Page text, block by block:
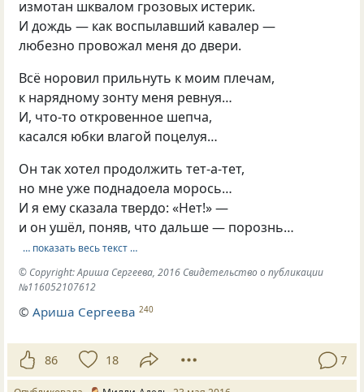
измотан шквалом грозовых истерик.
И дождь — как воспылавший кавалер —
любезно провожал меня до двери.
Всё норовил прильнуть к моим плечам,
к нарядному зонту меня ревнуя…
И, что-то откровенное шепча,
касался юбки влагой поцелуя…
Он так хотел продолжить тет-а-тет,
но мне уже поднадоела морось…
И я ему сказала твердо: «Нет!» —
и он ушёл, поняв, что дальше — порознь…
… показать весь текст …
© Copyright: Ариша Сергеева, 2016 Свидетельство о публикации
№116052107612
©Ариша Сергеева 240
86 18 7